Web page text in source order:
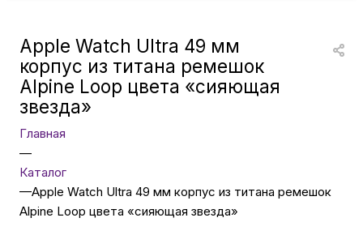
Умные кольца
Товары для детей
Apple Watch Ultra 49 мм
корпус из титана ремешок
Alpine Loop цвета «сияющая
звезда»
Главная
—
Каталог
—Apple Watch Ultra 49 мм корпус из титана ремешок
Alpine Loop цвета «сияющая звезда»